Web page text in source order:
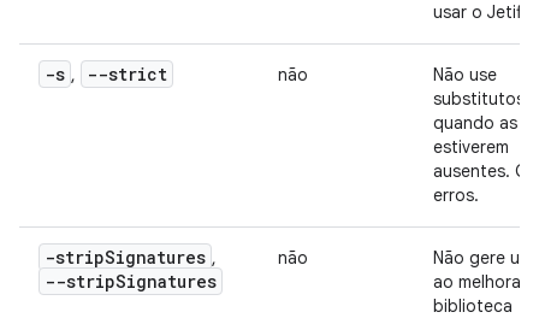
usar o
-s , --strict não
Não use
substitutos
quando as
estiverem
ausentes.
erros.
-stripSignatures ,
--stripSignatures
não
Não gere um
ao melhorar
biblioteca